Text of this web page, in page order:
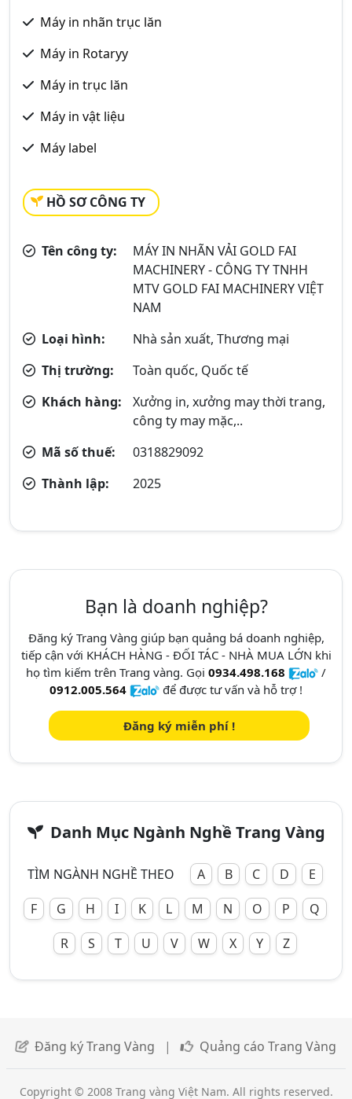
Máy in nhãn trục lăn
Máy in Rotaryy
Máy in trục lăn
Máy in vật liệu
Máy label
HỒ SƠ CÔNG TY
Tên công ty:
MÁY IN NHÃN VẢI GOLD FAI
MACHINERY - CÔNG TY TNHH
MTV GOLD FAI MACHINERY VIỆT
NAM
Loại hình:
Nhà sản xuất, Thương mại
Thị trường:
Toàn quốc, Quốc tế
Khách hàng:
Xưởng in, xưởng may thời trang,
công ty may mặc,..
Mã số thuế:
0318829092
Thành lập:
2025
Bạn là doanh nghiệp?
Đăng ký Trang Vàng giúp bạn quảng bá doanh nghiệp,
tiếp cận với KHÁCH HÀNG - ĐỐI TÁC - NHÀ MUA LỚN khi
họ tìm kiếm trên Trang vàng. Gọi 0934.498.168
/
0912.005.564
để được tư vấn và hỗ trợ !
Đăng ký miễn phí !
Danh Mục Ngành Nghề Trang Vàng
TÌM NGÀNH NGHỀ THEO A B C D
E
F
G H I K L M N O P
Q
R
S T U V W X Y Z
Đăng ký Trang Vàng | Quảng cáo Trang Vàng
Copyright © 2008 Trang vàng Việt Nam. All rights reserved.